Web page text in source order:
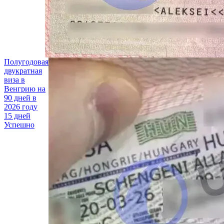
Полугодовая
двукратная
виза в
Венгрию на
90 дней в
2026 году
15 дней
Успешно